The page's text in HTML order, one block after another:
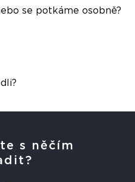
se potkáme osobně?
s něčím